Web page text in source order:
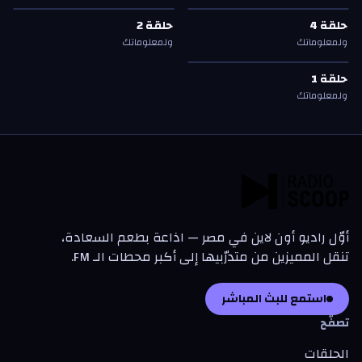
حلقة4
—ولمعلوماتك حلقة 4 حلقة4
ولمعلوماتك
حلقة2
—ولمعلوماتك حلقة 2 حلقة2
ولمعلوماتك
حلقة1
—ولمعلوماتك حلقة 1 حلقة1
ولمعلوماتك
أوّل راديو أون لاين في مصر — اذاعة بطعم السعادة،
تنقل المميزين من متدرّبيها إلى أكبر محطات الـ FM.
استمع للبث المباشر
تصفّح
الحلقات